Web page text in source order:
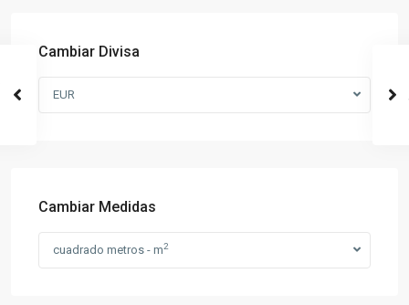
Cambiar Divisa
EUR
Cambiar Medidas
cuadrado metros - m2